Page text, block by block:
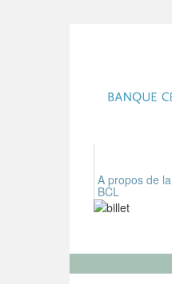
A propos de la
BCL